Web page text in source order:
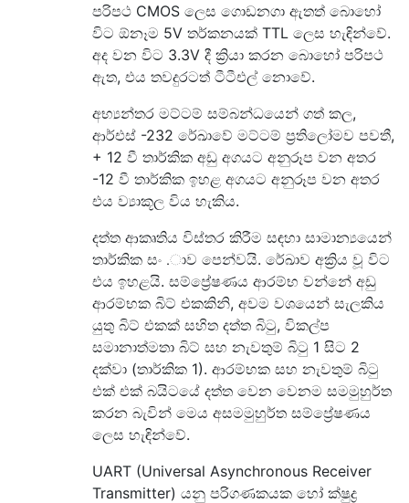
පරිපථ CMOS ලෙස ගොඩනගා ඇතත් බොහෝ
විට ඕනෑම 5V තර්කනයක් TTL ලෙස හැඳින්වේ.
අද වන විට 3.3V දී ක්‍රියා කරන බොහෝ පරිපථ
ඇත, එය තවදුරටත් ටීටීඑල් නොවේ.
අභ්‍යන්තර මට්ටම් සම්බන්ධයෙන් ගත් කල,
ආර්එස් -232 රේඛාවේ මට්ටම් ප්‍රතිලෝමව පවතී,
+ 12 වී තාර්කික අඩු අගයට අනුරූප වන අතර
-12 වී තාර්කික ඉහළ අගයට අනුරූප වන අතර
එය ව්‍යාකූල විය හැකිය.
දත්ත ආකෘතිය විස්තර කිරීම සඳහා සාමාන්‍යයෙන්
තාර්කික සං .ාව පෙන්වයි. රේඛාව අක්‍රිය වූ විට
එය ඉහළයි. සම්ප්‍රේෂණය ආරම්භ වන්නේ අඩු
ආරම්භක බිට් එකකිනි, අවම වශයෙන් සැලකිය
යුතු බිට් එකක් සහිත දත්ත බිටු, විකල්ප
සමානාත්මතා බිට් සහ නැවතුම් බිටු 1 සිට 2
දක්වා (තාර්කික 1). ආරම්භක සහ නැවතුම් බිටු
එක් එක් බයිටයේ දත්ත වෙන වෙනම සමමුහුර්ත
කරන බැවින් මෙය අසමමුහුර්ත සම්ප්‍රේෂණය
ලෙස හැඳින්වේ.
UART (Universal Asynchronous Receiver
Transmitter) යනු පරිගණකයක හෝ ක්ෂුද්‍ර